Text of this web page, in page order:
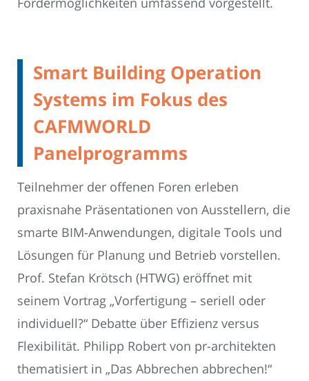
Smart Building Operation
Systems im Fokus des
CAFMWORLD
Panelprogramms
Teilnehmer der offenen Foren erleben
praxisnahe Präsentationen von Ausstellern, die
smarte BIM-Anwendungen, digitale Tools und
Lösungen für Planung und Betrieb vorstellen.
Prof. Stefan Krötsch (HTWG) eröffnet mit
seinem Vortrag „Vorfertigung – seriell oder
individuell?“ Debatte über Effizienz versus
Flexibilität. Philipp Robert von pr-architekten
thematisiert in „Das Abbrechen abbrechen!“